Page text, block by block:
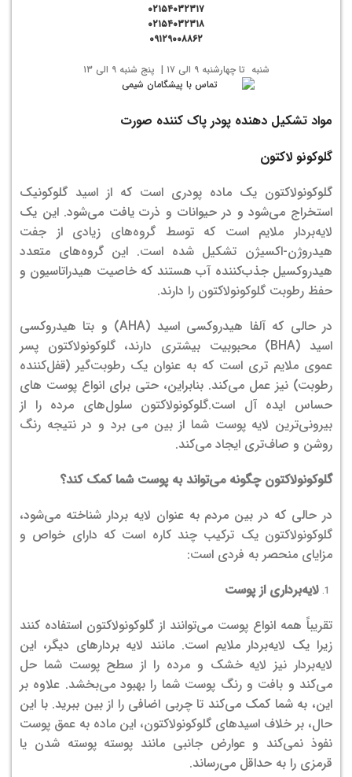
۰۲۱۵۴۰۳۲۳۱۷
۰۲۱۵۴۰۳۲۳۱۸
۰۹۱۲۹۰۰۸۸۶۲
شنبه تا چهارشنبه ۹ الی ۱۷ | پنج شنبه ۹ الی ۱۳
مواد تشکیل دهنده پودر پاک کننده صورت
گلوکونو لاکتون
گلوکونولاکتون یک ماده پودری است که از اسید گلوکونیک
استخراج می‌شود و در حیوانات و ذرت یافت می‌شود. این یک
لایه‌بردار ملایم است که توسط گروه‌های زیادی از جفت
هیدروژن-اکسیژن تشکیل شده است. این گروه‌های متعدد
هیدروکسیل جذب‌کننده آب هستند که خاصیت هیدراتاسیون و
حفظ رطوبت گلوکونولاکتون را دارند.
در حالی که آلفا هیدروکسی اسید (AHA) و بتا هیدروکسی
اسید (BHA) محبوبیت بیشتری دارند، گلوکونولاکتون پسر
عموی ملایم تری است که به عنوان یک رطوبت‌گیر (قفل‌کننده
رطوبت) نیز عمل می‌کند. بنابراین، حتی برای انواع پوست های
حساس ایده آل است.گلوکونولاکتون سلول‌های مرده را از
بیرونی‌ترین لایه پوست شما از بین می برد و در نتیجه رنگ
روشن و صاف‌تری ایجاد می‌کند.
گلوکونولاکتون چگونه می‌تواند به پوست شما کمک کند؟
در حالی که در بین مردم به عنوان لایه بردار شناخته می‌شود،
گلوکونولاکتون یک ترکیب چند کاره است که دارای خواص و
مزایای منحصر به فردی است:
لایه‌برداری از پوست
تقریباً همه انواع پوست می‌توانند از گلوکونولاکتون استفاده کنند
زیرا یک لایه‌بردار ملایم است. مانند لایه بردارهای دیگر، این
لایه‌بردار نیز لایه خشک و مرده را از سطح پوست شما حل
می‌کند و بافت و رنگ پوست شما را بهبود می‌بخشد. علاوه بر
این، به شما کمک می‌کند تا چربی اضافی را از بین ببرید. با این
حال، بر خلاف اسیدهای گلوکونولاکتون، این ماده به عمق پوست
نفوذ نمی‌کند و عوارض جانبی مانند پوسته پوسته شدن یا
قرمزی را به حداقل می‌رساند.